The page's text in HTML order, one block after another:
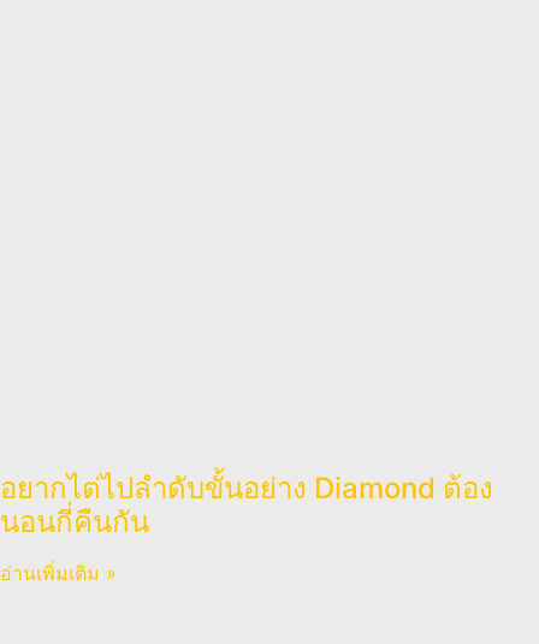
อยากไต่ไปลำดับขั้นอย่าง Diamond ต้อง
นอนกี่คืนกัน
อ่านเพิ่มเติม »